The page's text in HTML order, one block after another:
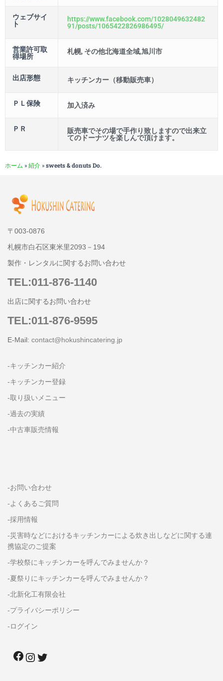
ウェブサイ
ト
https://www.facebook.com/1028049632482
91/posts/1065422826986495/
営業許可取
得場所
札幌, その他北海道全域,旭川市
出店形態 キッチンカー（移動販売車）
ＰＬ保険 加入済み
ＰＲ
販売車でその場で手作り致しますので出来立
てのドーナツを楽しんで頂けます。
ホーム » 紹介 » sweets & donuts Do.
〒003-0876
札幌市白石区東米里2093－194
製作・レンタルに関するお問い合わせ
TEL:011-876-1140
出店に関するお問い合わせ
TEL:011-876-9595
E-Mail: contact@hokushincatering.jp
-キッチンカー紹介
-キッチンカー登録
-取り扱いメニュー
-過去の実績
-中古車販売情報
-お問い合わせ
-よくあるご質問
-採用情報
-災害時などにおけるキッチンカーによる炊き出しなどに関する連
携協定のご提案
-学校祭にキッチンカーを呼んでみませんか？
-夏祭りにキッチンカーを呼んでみませんか？
-北新化工有限会社
-プライバシーポリシー
-ログイン